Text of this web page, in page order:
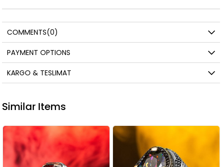
COMMENTS(0)
PAYMENT OPTIONS
KARGO & TESLIMAT
Similar Items